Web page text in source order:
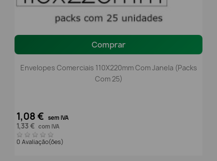
Comprar
Envelopes Comerciais 110X220mm Com Janela (packs
Com 25)
1,08 € sem IVA
1,33 € com IVA
0 Avaliação(ões)